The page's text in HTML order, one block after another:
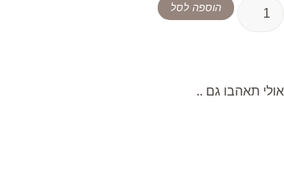
הוספה לסל
אולי תאהבו גם ..